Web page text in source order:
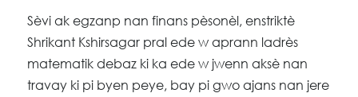
Sèvi ak egzanp nan finans pèsonèl, enstriktè
Shrikant Kshirsagar pral ede w aprann ladrès
matematik debaz ki ka ede w jwenn aksè nan
travay ki pi byen peye, bay pi gwo ajans nan jere